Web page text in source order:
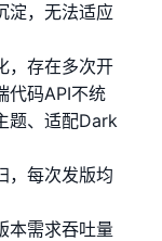
淀，无法适应
，存在多次开
代码API不统
题、适配Dark
，每次发版均
本需求吞吐量